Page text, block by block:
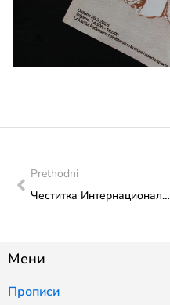
Prethodni
Честитка Интернационалном театарском фестивалу „МЕСС“ поводом отварања програма “Модул меморије 2026”
Мени
Прописи